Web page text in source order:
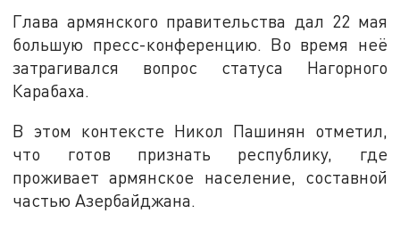
Глава армянского правительства дал 22 мая
большую пресс-конференцию. Во время неё
затрагивался вопрос статуса Нагорного
Карабаха.
В этом контексте Никол Пашинян отметил,
что готов признать республику, где
проживает армянское население, составной
частью Азербайджана.